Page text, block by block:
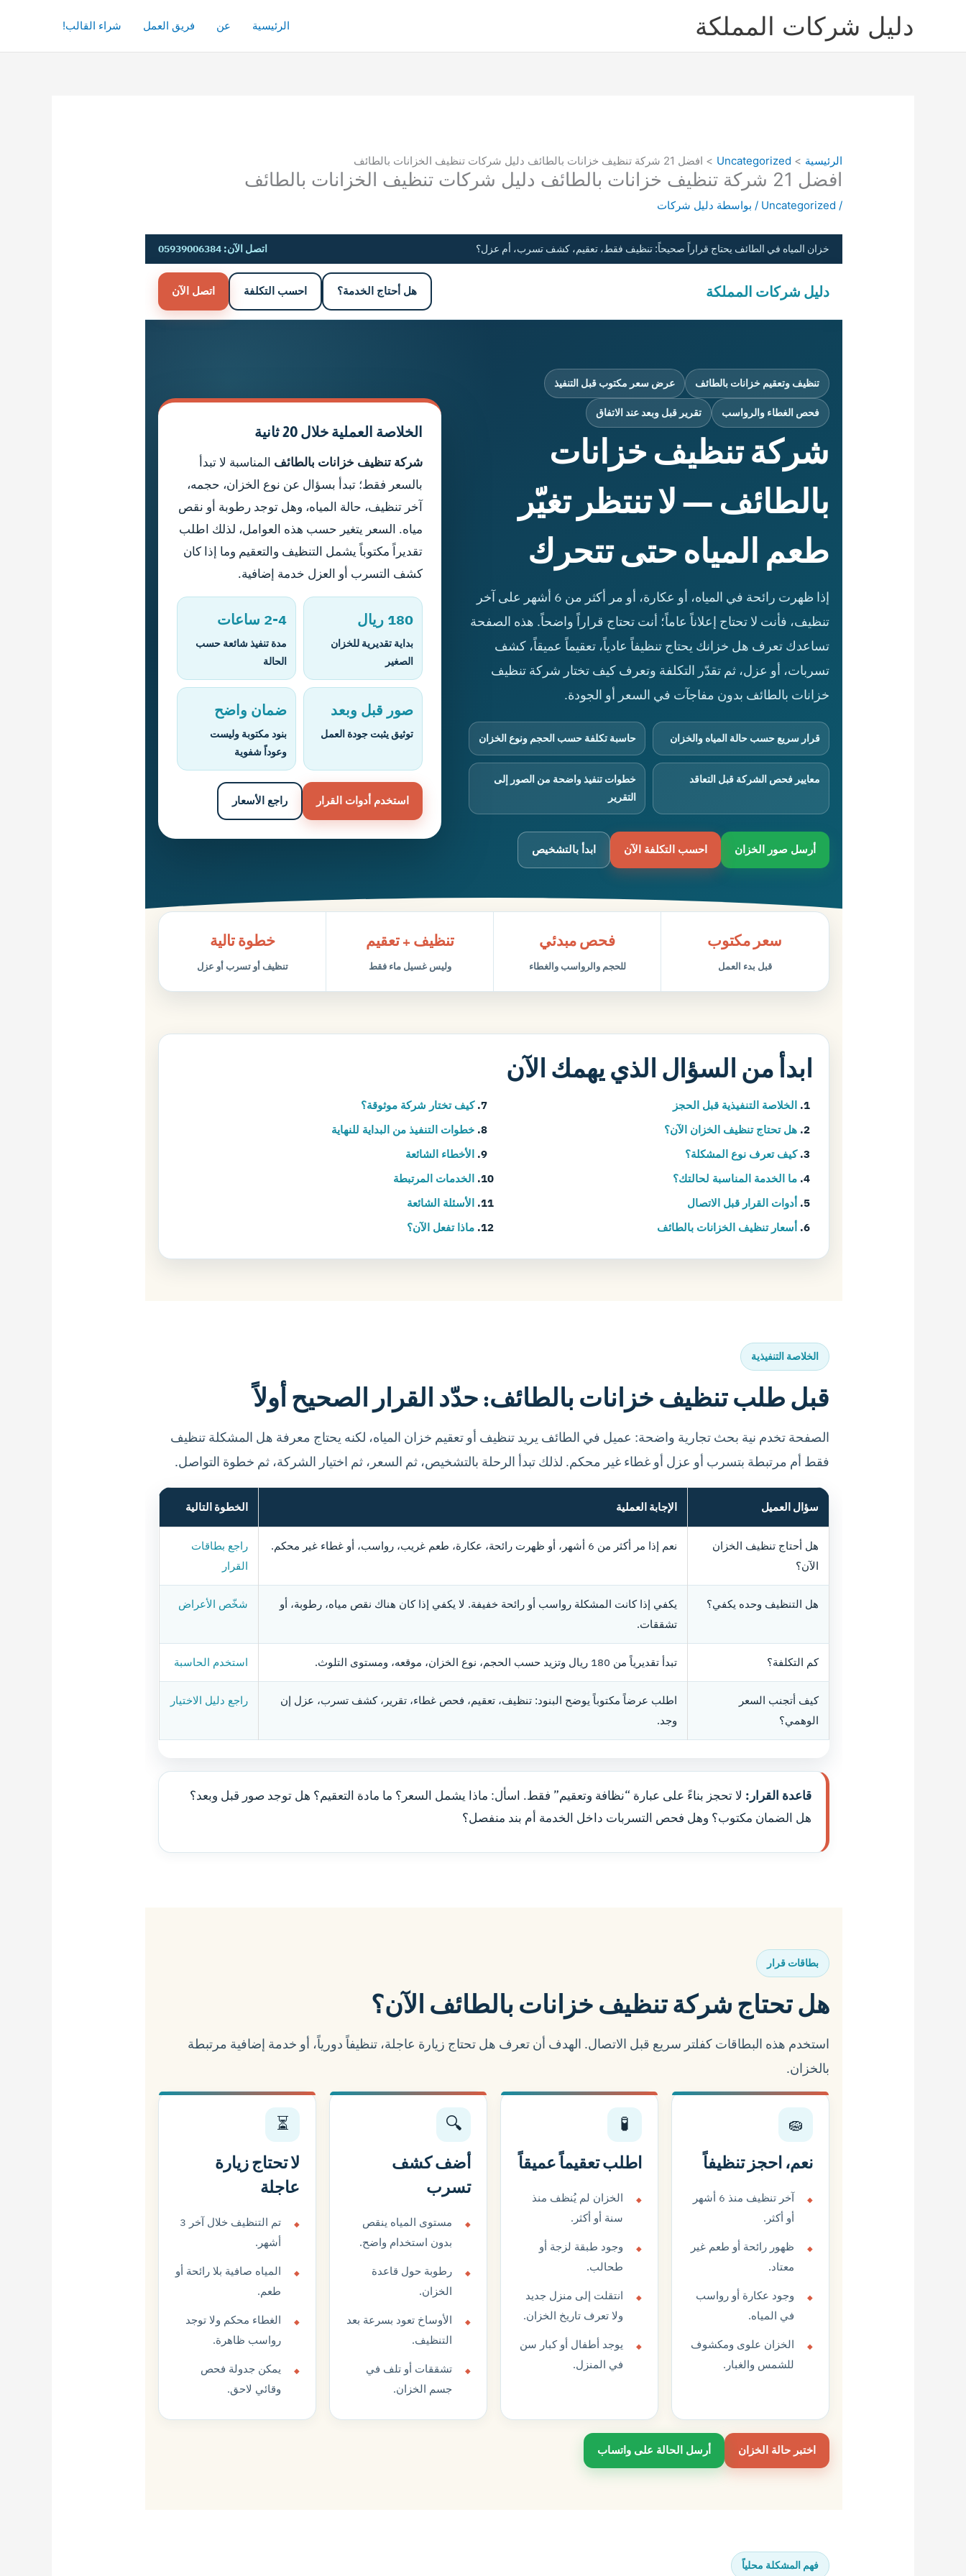
دليل شركات المملكة الرئيسية عن فريق العمل شراء القالب!
الرئيسية Uncategorized افضل 21 شركة تنظيف خزانات بالطائف دليل شركات تنظيف الخزانات بالطائف
افضل 21 شركة تنظيف خزانات بالطائف دليل شركات تنظيف الخزانات بالطائف
/
Uncategorized / بواسطة دليل شركات
خزان المياه في الطائف يحتاج قراراً صحيحاً: تنظيف فقط، تعقيم، كشف تسرب، أم عزل؟ اتصل الآن: 05939006384
دليل شركات المملكة هل أحتاج الخدمة؟ احسب التكلفة اتصل الآن
تنظيف وتعقيم خزانات بالطائف
عرض سعر مكتوب قبل التنفيذ
فحص الغطاء والرواسب
تقرير قبل وبعد عند الاتفاق
شركة تنظيف خزانات
بالطائف — لا تنتظر تغيّر
طعم المياه حتى تتحرك
إذا ظهرت رائحة في المياه، أو عكارة، أو مر أكثر من 6 أشهر على آخر
تنظيف، فأنت لا تحتاج إعلاناً عاماً؛ أنت تحتاج قراراً واضحاً. هذه الصفحة
تساعدك تعرف هل خزانك يحتاج تنظيفاً عادياً، تعقيماً عميقاً، كشف
تسربات، أو عزل، ثم تقدّر التكلفة وتعرف كيف تختار شركة تنظيف
خزانات بالطائف بدون مفاجآت في السعر أو الجودة.
قرار سريع حسب حالة المياه والخزان حاسبة تكلفة حسب الحجم ونوع الخزان
معايير فحص الشركة قبل التعاقد
خطوات تنفيذ واضحة من الصور إلى
التقرير
أرسل صور الخزان احسب التكلفة الآن ابدأ بالتشخيص
الخلاصة العملية خلال 20 ثانية
شركة تنظيف خزانات بالطائف المناسبة لا تبدأ
بالسعر فقط؛ تبدأ بسؤال عن نوع الخزان، حجمه،
آخر تنظيف، حالة المياه، وهل توجد رطوبة أو نقص
مياه. السعر يتغير حسب هذه العوامل، لذلك اطلب
تقديراً مكتوباً يشمل التنظيف والتعقيم وما إذا كان
كشف التسرب أو العزل خدمة إضافية.
180 ريال
بداية تقديرية للخزان
الصغير
2-4 ساعات
مدة تنفيذ شائعة حسب
الحالة
صور قبل وبعد
توثيق يثبت جودة العمل
ضمان واضح
بنود مكتوبة وليست
وعوداً شفوية
استخدم أدوات القرار راجع الأسعار
سعر مكتوب
قبل بدء العمل
فحص مبدئي
للحجم والرواسب والغطاء
تنظيف + تعقيم
وليس غسيل ماء فقط
خطوة تالية
تنظيف أو تسرب أو عزل
ابدأ من السؤال الذي يهمك الآن
الخلاصة التنفيذية قبل الحجز
هل تحتاج تنظيف الخزان الآن؟
كيف تعرف نوع المشكلة؟
ما الخدمة المناسبة لحالتك؟
أدوات القرار قبل الاتصال
أسعار تنظيف الخزانات بالطائف
كيف تختار شركة موثوقة؟
خطوات التنفيذ من البداية للنهاية
الأخطاء الشائعة
الخدمات المرتبطة
الأسئلة الشائعة
ماذا تفعل الآن؟
الخلاصة التنفيذية
قبل طلب تنظيف خزانات بالطائف: حدّد القرار الصحيح أولاً
الصفحة تخدم نية بحث تجارية واضحة: عميل في الطائف يريد تنظيف أو تعقيم خزان المياه، لكنه يحتاج معرفة هل المشكلة تنظيف
فقط أم مرتبطة بتسرب أو عزل أو غطاء غير محكم. لذلك تبدأ الرحلة بالتشخيص، ثم السعر، ثم اختيار الشركة، ثم خطوة التواصل.
سؤال العميل الإجابة العملية الخطوة التالية
هل أحتاج تنظيف الخزان
الآن؟
نعم إذا مر أكثر من 6 أشهر، أو ظهرت رائحة، عكارة، طعم غريب، رواسب، أو غطاء غير محكم.
راجع بطاقات
القرار
هل التنظيف وحده يكفي؟
يكفي إذا كانت المشكلة رواسب أو رائحة خفيفة. لا يكفي إذا كان هناك نقص مياه، رطوبة، أو
تشققات.
شخّص الأعراض
كم التكلفة؟ تبدأ تقديرياً من 180 ريال وتزيد حسب الحجم، نوع الخزان، موقعه، ومستوى التلوث. استخدم الحاسبة
كيف أتجنب السعر
الوهمي؟
اطلب عرضاً مكتوباً يوضح البنود: تنظيف، تعقيم، فحص غطاء، تقرير، كشف تسرب، عزل إن
وجد.
راجع دليل الاختيار
قاعدة القرار: لا تحجز بناءً على عبارة “نظافة وتعقيم” فقط. اسأل: ماذا يشمل السعر؟ ما مادة التعقيم؟ هل توجد صور قبل وبعد؟
هل الضمان مكتوب؟ وهل فحص التسربات داخل الخدمة أم بند منفصل؟
بطاقات قرار
هل تحتاج شركة تنظيف خزانات بالطائف الآن؟
استخدم هذه البطاقات كفلتر سريع قبل الاتصال. الهدف أن تعرف هل تحتاج زيارة عاجلة، تنظيفاً دورياً، أو خدمة إضافية مرتبطة
بالخزان.
🧽
نعم، احجز تنظيفاً
آخر تنظيف منذ 6 أشهر
أو أكثر.
ظهور رائحة أو طعم غير
معتاد.
وجود عكارة أو رواسب
في المياه.
الخزان علوى ومكشوف
للشمس والغبار.
🧪
اطلب تعقيماً عميقاً
الخزان لم يُنظف منذ
سنة أو أكثر.
وجود طبقة لزجة أو
طحالب.
انتقلت إلى منزل جديد
ولا تعرف تاريخ الخزان.
يوجد أطفال أو كبار سن
في المنزل.
🔍
أضف كشف
تسرب
مستوى المياه ينقص
بدون استخدام واضح.
رطوبة حول قاعدة
الخزان.
الأوساخ تعود بسرعة بعد
التنظيف.
تشققات أو تلف في
جسم الخزان.
⏳
لا تحتاج زيارة
عاجلة
تم التنظيف خلال آخر 3
أشهر.
المياه صافية بلا رائحة أو
طعم.
الغطاء محكم ولا توجد
رواسب ظاهرة.
يمكن جدولة فحص
وقائي لاحق.
اختبر حالة الخزان أرسل الحالة على واتساب
فهم المشكلة محلياً